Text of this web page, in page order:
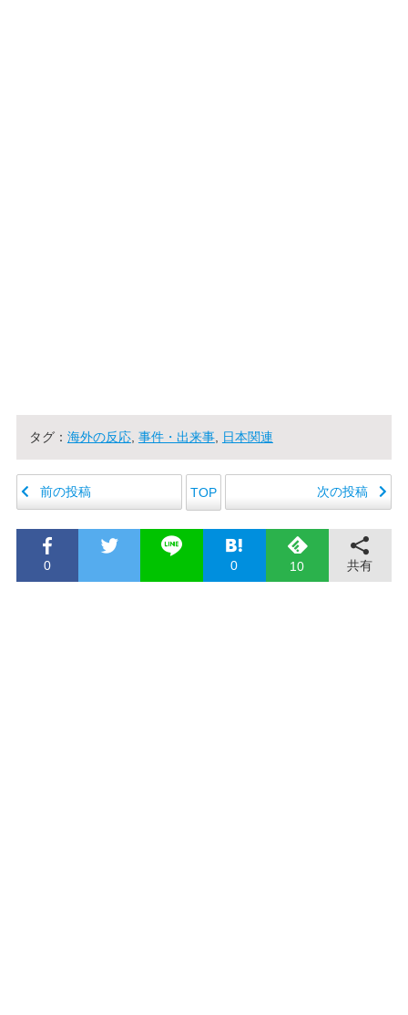
タグ： 海外の反応, 事件・出来事, 日本関連
前の投稿 TOP 次の投稿
0 0 10 共有